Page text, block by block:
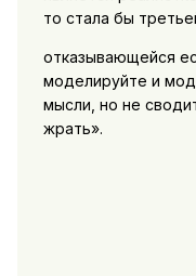
то стала бы
отказывающейся
моделируйте и
мысли, но не
жрать».